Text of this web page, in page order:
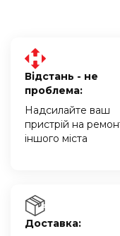
Відстань - не
проблема:
Надсилайте ваш
пристрій на
іншого міста
Доставка: